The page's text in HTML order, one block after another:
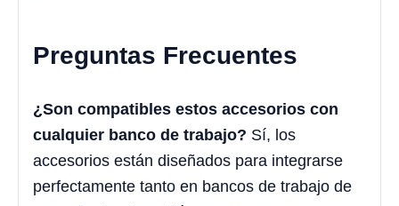
Preguntas Frecuentes
¿Son compatibles estos accesorios con
cualquier banco de trabajo? Sí, los
accesorios están diseñados para integrarse
perfectamente tanto en bancos de trabajo de